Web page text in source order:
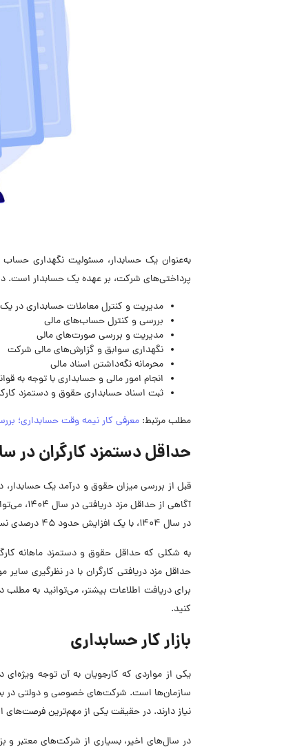
به‌عنوان یک حسابدار، مسئولیت نگهداری
پرداختی‌های شرکت، بر عهده یک حسابدار است.
مدیریت و کنترل معاملات حسابداری در
بررسی و کنترل حساب‌های مالی
مدیریت و بررسی صورت‌های مالی
نگهداری سوابق و گزارش‌های مالی شرکت
محرمانه نگه‌داشتن اسناد مالی
انجام امور مالی و حسابداری با توجه به
ثبت اسناد حسابداری حقوق و دستمزد
مطلب مرتبط: معرفی کار نیمه وقت حسابداری؛
حداقل دستمزد کارگران در سال
آگاهی
در سال 1404، با یک افزایش حدود 45 درصدی نسبت به سال گذشته همراه است.
حداقل مزد دریافتی کارگران با در نظرگیری
برای دریافت اطلاعات بیشتر، می‌توانید به مطلب
کنید.
بازار کار حسابداری
یکی از مواردی که کارجویان به آن توجه
سازمان‌ها است. شرکت‌های خصوصی و دولتی در
نیاز دارند. در حقیقت یکی از مهم‌ترین